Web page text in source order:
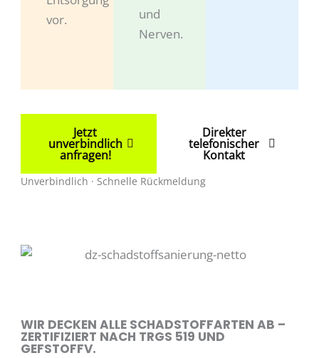
vor.
und
Nerven.
Jetzt
unverbindlich
anfragen!
Direkter
telefonischer
Kontakt
Unverbindlich · Schnelle Rückmeldung
WIR DECKEN ALLE SCHADSTOFFARTEN AB –
ZERTIFIZIERT NACH TRGS 519 UND
GEFSTOFFV.